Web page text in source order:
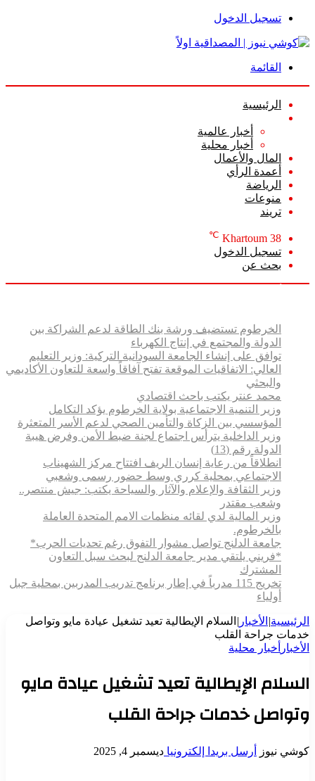
تسجيل الدخول
القائمة
الرئيسية
أخبار عالمية
أخبار محلية
المال والأعمال
أعمدة الرأي
الرياضة
منوعات
تريند
Khartoum 38
℃
تسجيل الدخول
بحث عن
الخرطوم تستضيف ورشة بنك الطاقة لدعم الشراكة بين
الدولة والمجتمع في إنتاج الكهرباء
توافق على إنشاء الجامعة السودانية التركية: وزير التعليم
العالي: الاتفاقيات الموقعة تفتح آفاقاً واسعة للتعاون الأكاديمي
والبحثي
محمد عنتر يكتب باحث اقتصادي
وزير التنمية الاجتماعية بولاية الخرطوم يؤكد التكامل
المؤسسي بين الزكاة والتأمين الصحي لدعم الأسر المتعثرة
وزير الداخلية يترأس اجتماع لجنة ضبط الأمن وفرض هيبة
الدولة رقم (13)
انطلاقاً من رعاية إنسان الريف افتتاح مركز الشهيناب
الاجتماعي بمحلية كرري وسط حضور رسمى وشعبي
وزير الثقافة والإعلام والآثار والسياحة يكتب: جيش منتصر..
وشعب مقتدر
وزير المالية لدي لقائه منظمات الامم المتحدة العاملة
بالخرطوم.
جامعة الدلنج تواصل مشوار التفوق رغم تحديات الحرب*
*فريني يلتقي مدير جامعة الدلنج لبحث سبل التعاون
المشترك
تخريج 115 مدرباً في إطار برنامج تدريب المدربين بمحلية جبل
أولياء
الرئيسية| الأخبار | السلام الإيطالية تعيد تشغيل عيادة مايو وتواصل
خدمات جراحة القلب
الأخبار أخبار محلية
السلام الإيطالية تعيد تشغيل عيادة مايو
وتواصل خدمات جراحة القلب
كوشي نيوز أرسل بريدا إلكترونيا ديسمبر 4, 2025